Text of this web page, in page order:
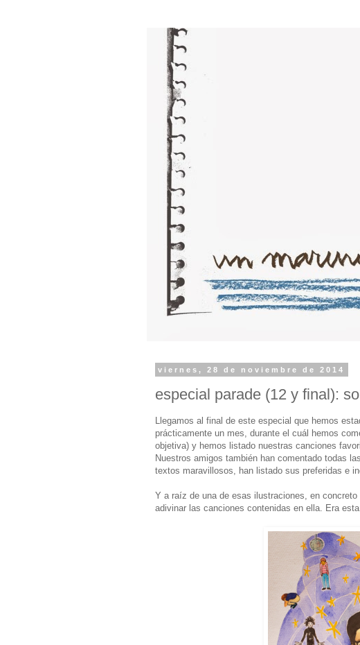
viernes, 28 de noviembre de 2014
especial parade (12 y final):
Llegamos al final de este especial que hemos
prácticamente un mes, durante el cuál hemos
objetiva) y hemos listado nuestras canciones
Nuestros amigos también han comentado todas
textos maravillosos, han listado sus preferidas e
Y a raíz de una de esas ilustraciones, en
adivinar las canciones contenidas en ella. Era